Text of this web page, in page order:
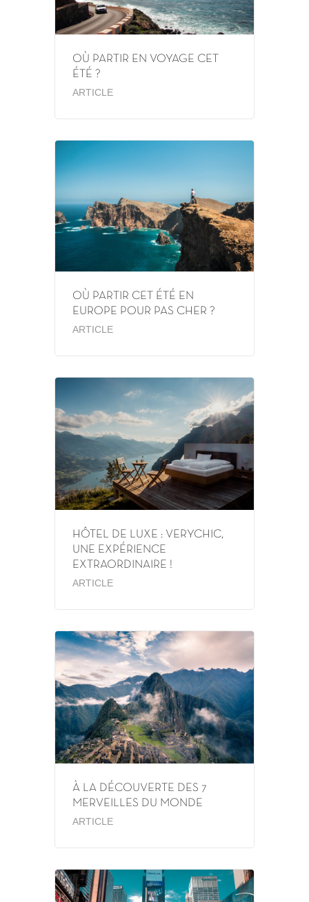
OÙ PARTIR EN VOYAGE CET
ÉTÉ ?
ARTICLE
OÙ PARTIR CET ÉTÉ EN
EUROPE POUR PAS CHER ?
ARTICLE
HÔTEL DE LUXE : VERYCHIC,
UNE EXPÉRIENCE
EXTRAORDINAIRE !
ARTICLE
À LA DÉCOUVERTE DES 7
MERVEILLES DU MONDE
ARTICLE